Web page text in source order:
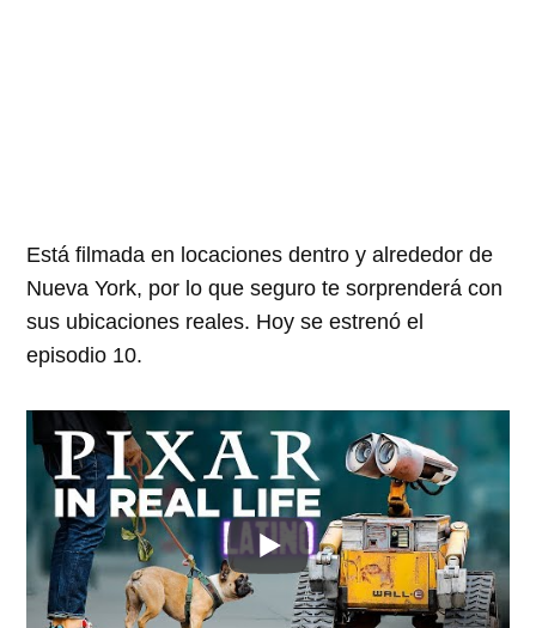
Está filmada en locaciones dentro y alrededor de
Nueva York, por lo que seguro te sorprenderá con
sus ubicaciones reales. Hoy se estrenó el
episodio 10.